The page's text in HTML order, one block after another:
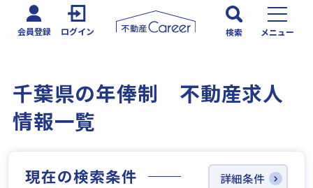
会員登録 ログイン 検索 メニュー
千葉県の年俸制 不動産求人
情報一覧
現在の検索条件 詳細条件